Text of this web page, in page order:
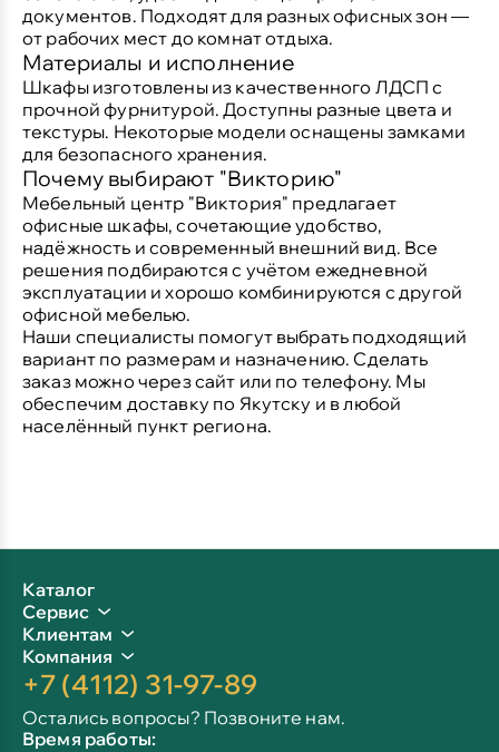
документов. Подходят для разных офисных зон —
от рабочих мест до комнат отдыха.
Материалы и исполнение
Шкафы изготовлены из качественного ЛДСП с
прочной фурнитурой. Доступны разные цвета и
текстуры. Некоторые модели оснащены замками
для безопасного хранения.
Почему выбирают "Викторию"
Мебельный центр "Виктория" предлагает
офисные шкафы, сочетающие удобство,
надёжность и современный внешний вид. Все
решения подбираются с учётом ежедневной
эксплуатации и хорошо комбинируются с другой
офисной мебелью.
Наши специалисты помогут выбрать подходящий
вариант по размерам и назначению. Сделать
заказ можно через сайт или по телефону. Мы
обеспечим доставку по Якутску и в любой
населённый пункт региона.
Каталог
Сервис
Клиентам
Компания
+7 (4112) 31-97-89
Остались вопросы? Позвоните нам.
Время работы: